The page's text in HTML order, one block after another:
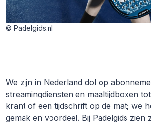
© Padelgids.nl
We zijn in Nederland dol op
streamingdiensten en maaltijdboxen
krant of een tijdschrift op de mat; we
gemak en voordeel. Bij Padelgids zien